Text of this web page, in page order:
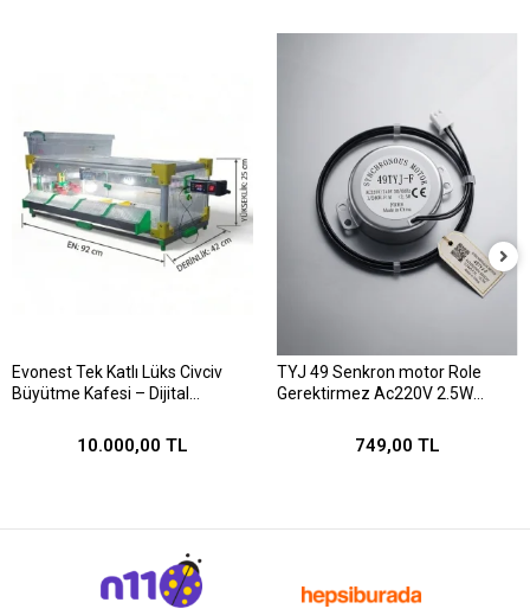
Evonest Tek Katlı Lüks Civciv
Büyütme Kafesi – Dijital
Suluklu 92x15x42 cm Anakucağı
10.000,00 TL
TYJ 49 Senkron motor Role
Gerektirmez Ac220V 2.5W
749,00 TL